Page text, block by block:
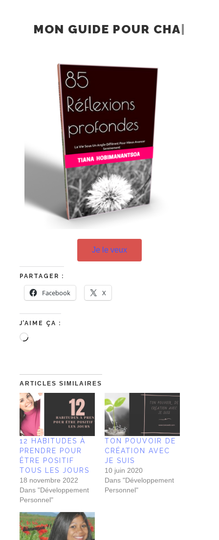
MON GUIDE POUR
Je le veux
PARTAGER :
J’AIME ÇA :
ARTICLES SIMILAIRES
12 HABITUDES À
PRENDRE POUR
ÊTRE POSITIF
TOUS LES JOURS
18 novembre 2022
Dans "Développement
Personnel"
TON POUVOIR DE
CRÉATION AVEC
JE SUIS
10 juin 2020
Dans "Développement